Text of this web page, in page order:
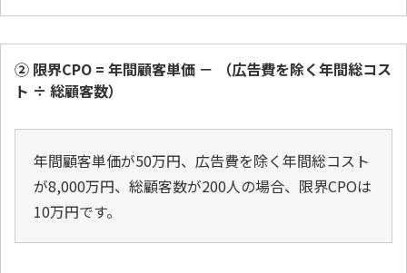
② 限界CPO = 年間顧客単価 － （広告費を除く年間総コス
ト ÷ 総顧客数）
年間顧客単価が50万円、広告費を除く年間総コスト
が8,000万円、総顧客数が200人の場合、限界CPOは
10万円です。